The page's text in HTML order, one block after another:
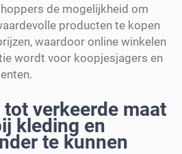
de mogelijkheid om
producten te kopen
waardoor online winkelen
wordt voor koopjesjagers en
verkeerde maat
kleding en
te kunnen